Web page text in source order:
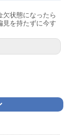
欠状態になったら
見を持たずに今す